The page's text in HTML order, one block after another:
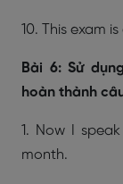
10. This exam
Bài 6: Sử
hoàn thành
1. Now I
month.